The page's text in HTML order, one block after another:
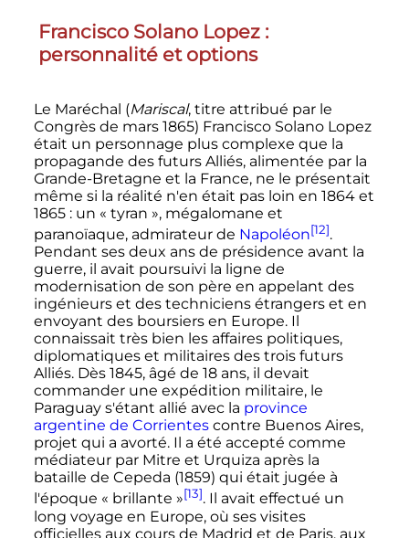
Francisco Solano Lopez :
personnalité et options
Le Maréchal (Mariscal, titre attribué par le
Congrès de mars 1865) Francisco Solano Lopez
était un personnage plus complexe que la
propagande des futurs Alliés, alimentée par la
Grande-Bretagne et la France, ne le présentait
même si la réalité n'en était pas loin en 1864 et
1865 : un « tyran », mégalomane et
paranoïaque, admirateur de Napoléon[12].
Pendant ses deux ans de présidence avant la
guerre, il avait poursuivi la ligne de
modernisation de son père en appelant des
ingénieurs et des techniciens étrangers et en
envoyant des boursiers en Europe. Il
connaissait très bien les affaires politiques,
diplomatiques et militaires des trois futurs
Alliés. Dès 1845, âgé de 18 ans, il devait
commander une expédition militaire, le
Paraguay s'étant allié avec la province
argentine de Corrientescontre Buenos Aires,
projet qui a avorté. Il a été accepté comme
médiateur par Mitre et Urquiza après la
bataille de Cepeda (1859) qui était jugée à
l'époque « brillante »[13]. Il avait effectué un
long voyage en Europe, où ses visites
officielles aux cours de Madrid et de Paris, aux